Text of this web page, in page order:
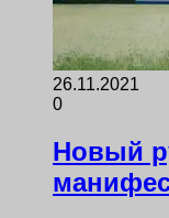
26.11.2021
0
Новый